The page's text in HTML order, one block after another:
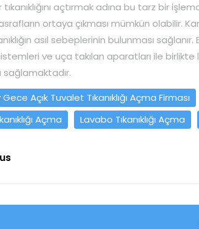
açtırmak adına bu tarz bir
ortaya çıkması mümkün olabilir.
asıl sebeplerinin bulunması
ve uça takılan aparatları ile birlikte
sağlamaktadır.
Gece Açık Tuvalet Tıkanıklığı Açma Firması
Açma
Lavabo Tıkanıklığı Açma
Previous